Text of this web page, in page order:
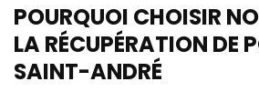
POURQUOI CHOISIR
LA RÉCUPÉRATION DE
SAINT-ANDRÉ